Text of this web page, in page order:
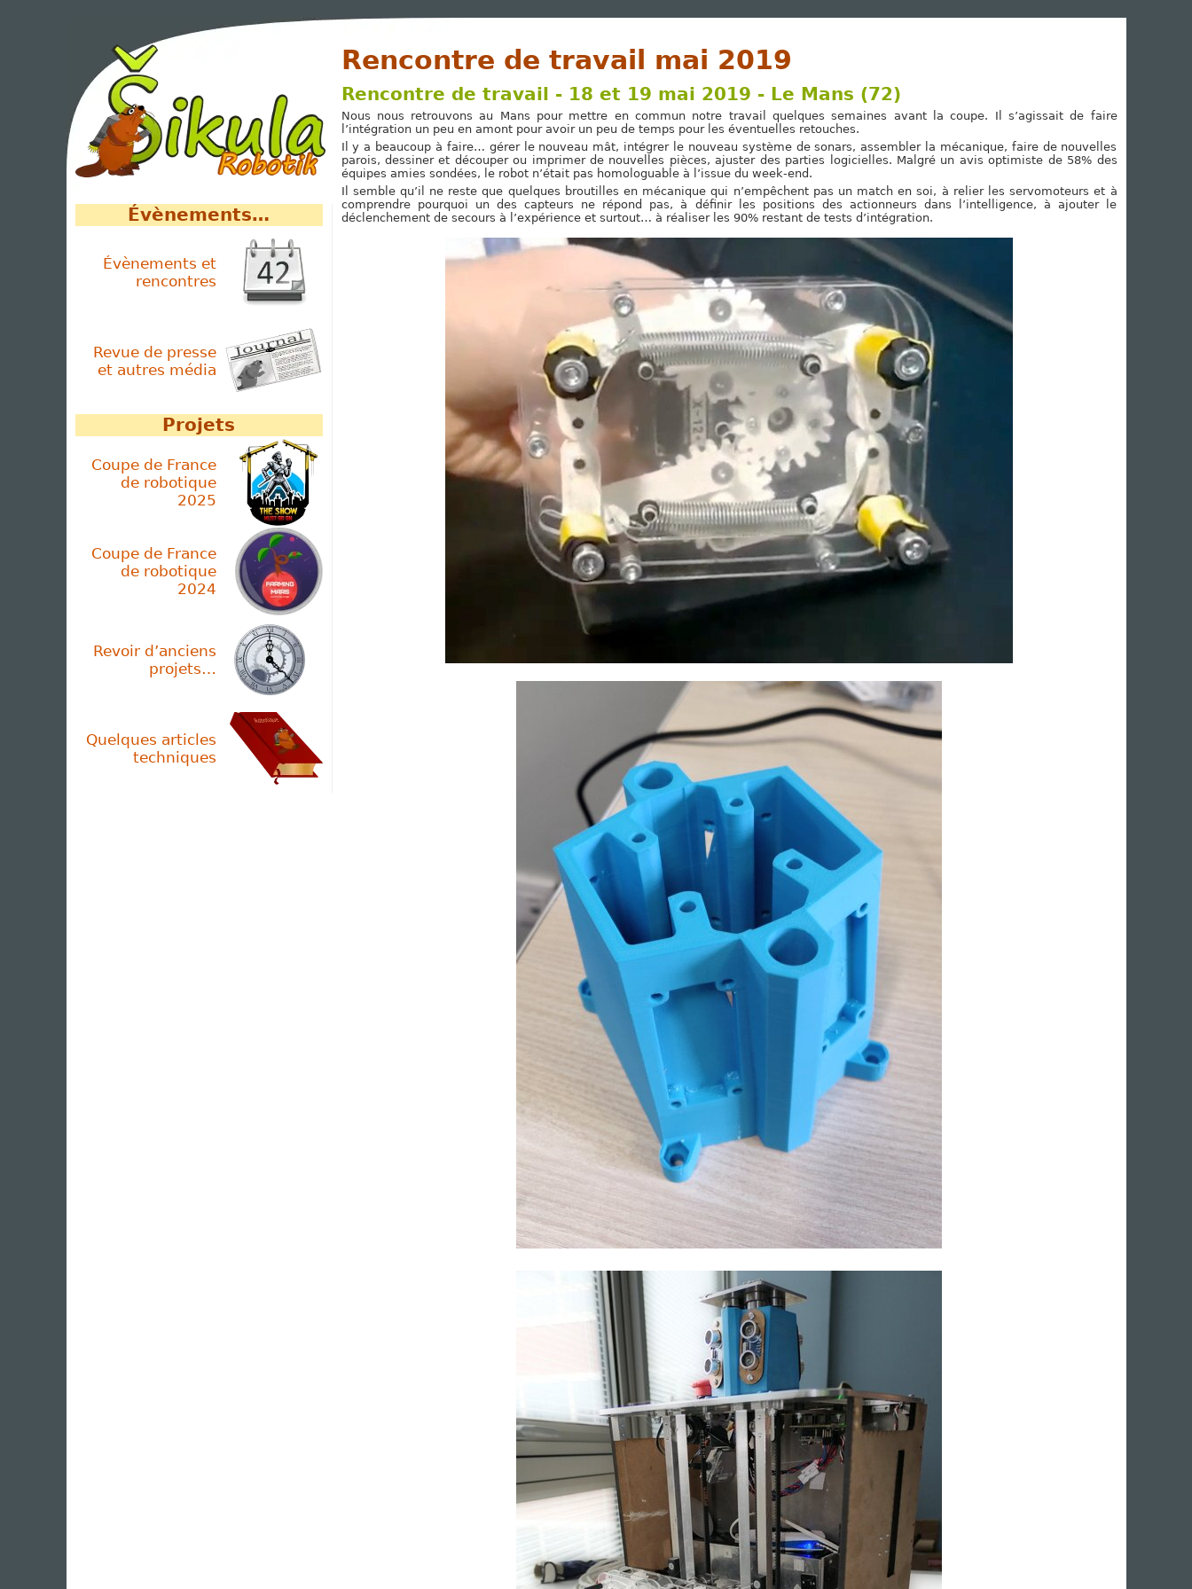
Évènements…
Évènements et
rencontres
Revue de presse
et autres média
Projets
Coupe de France
de robotique
2025
Coupe de France
de robotique
2024
Revoir d’anciens
projets…
Quelques articles
techniques
Rencontre de travail mai 2019
Rencontre de travail - 18 et 19 mai 2019 - Le Mans (72)
Nous nous retrouvons au Mans pour mettre en commun notre travail quelques semaines avant la coupe. Il s’agissait de faire
l’intégration un peu en amont pour avoir un peu de temps pour les éventuelles retouches.
Il y a beaucoup à faire… gérer le nouveau mât, intégrer le nouveau système de sonars, assembler la mécanique, faire de nouvelles
parois, dessiner et découper ou imprimer de nouvelles pièces, ajuster des parties logicielles. Malgré un avis optimiste de 58% des
équipes amies sondées, le robot n’était pas homologuable à l’issue du week-end.
Il semble qu’il ne reste que quelques broutilles en mécanique qui n’empêchent pas un match en soi, à relier les servomoteurs et à
comprendre pourquoi un des capteurs ne répond pas, à définir les positions des actionneurs dans l’intelligence, à ajouter le
déclenchement de secours à l’expérience et surtout… à réaliser les 90% restant de tests d’intégration.